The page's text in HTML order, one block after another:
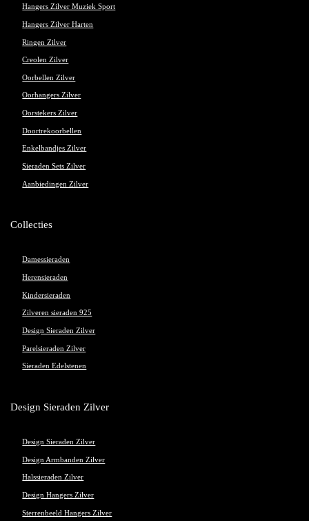
Hangers Zilver Muziek Sport
Hangers Zilver Harten
Ringen Zilver
Creolen Zilver
Oorbellen Zilver
Oorhangers Zilver
Oorstekers Zilver
Doortrekoorbellen
Enkelbandjes Zilver
Sieraden Sets Zilver
Aanbiedingen Zilver
Collecties
Damessieraden
Herensieraden
Kindersieraden
Zilveren sieraden 925
Design Sieraden Zilver
Parelsieraden Zilver
Sieraden Edelstenen
Design Sieraden Zilver
Design Sieraden Zilver
Design Armbanden Zilver
Halssieraden Zilver
Design Hangers Zilver
Sterrenbeeld Hangers Zilver